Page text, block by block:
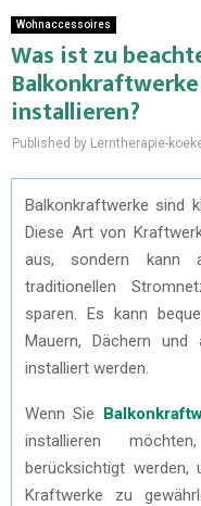
Wohnaccessoires
Was ist zu
installieren?
Published by Lerntherapie-
Balkonkraftwerke sind
Diese Art von
aus, sondern kann
traditionellen
sparen. Es kann
Mauern, Dächern
installiert werden.
Wenn Sie
installieren
berücksichtigt
Kraftwerke zu